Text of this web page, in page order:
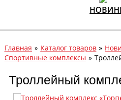
Главная » Каталог товаров »
Спортивные комплексы »
Троллейный